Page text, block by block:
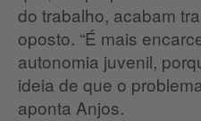
do trabalho, acabam
oposto. “É mais
autonomia juvenil,
ideia de que o
aponta Anjos.